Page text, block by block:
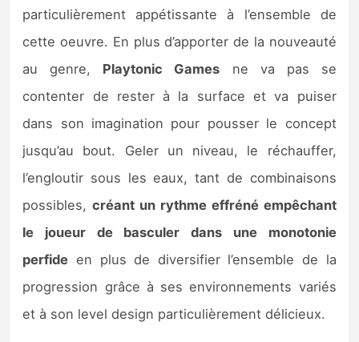
particulièrement appétissante à l’ensemble de
cette oeuvre. En plus d’apporter de la nouveauté
au genre, Playtonic Games ne va pas se
contenter de rester à la surface et va puiser
dans son imagination pour pousser le concept
jusqu’au bout. Geler un niveau, le réchauffer,
l’engloutir sous les eaux, tant de combinaisons
possibles,créant un rythme effréné empêchant
le joueur de basculer dans une monotonie
perfide en plus de diversifier l’ensemble de la
progression grâce à ses environnements variés
et à son level design particulièrement délicieux.